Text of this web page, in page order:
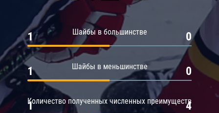
Шайбы в большинстве
1 0
Шайбы в меньшинстве
1 0
Количество полученных численных преимуществ
1 4